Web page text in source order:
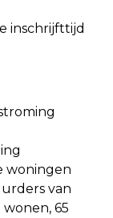
inschrijfttijd
woningen
van
65